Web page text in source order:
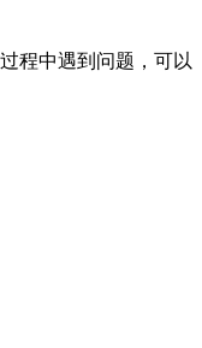
程中遇到问题，可以